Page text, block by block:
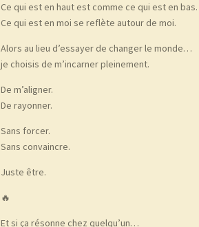
Ce qui est en haut est comme ce qui est en bas.
Ce qui est en moi se reflète autour de moi.
Alors au lieu d’essayer de changer le monde…
je choisis de m’incarner pleinement.
De m’aligner.
De rayonner.
Sans forcer.
Sans convaincre.
Juste être.
🔥
Et si ça résonne chez quelqu’un…